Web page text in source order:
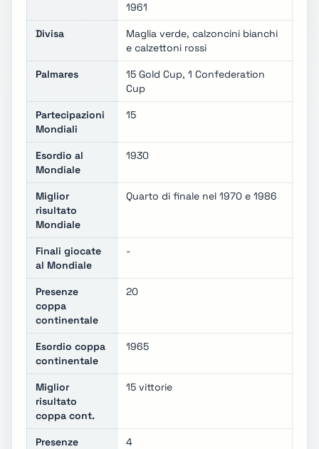
1961
Divisa
Maglia verde, calzoncini bianchi
e calzettoni rossi
Palmares
15 Gold Cup, 1 Confederation
Cup
Partecipazioni
Mondiali
15
Esordio al
Mondiale
1930
Miglior
risultato
Mondiale
Quarto di finale nel 1970 e 1986
Finali giocate
al Mondiale
-
Presenze
coppa
continentale
20
Esordio coppa
continentale
1965
Miglior
risultato
coppa cont.
15 vittorie
Presenze
4